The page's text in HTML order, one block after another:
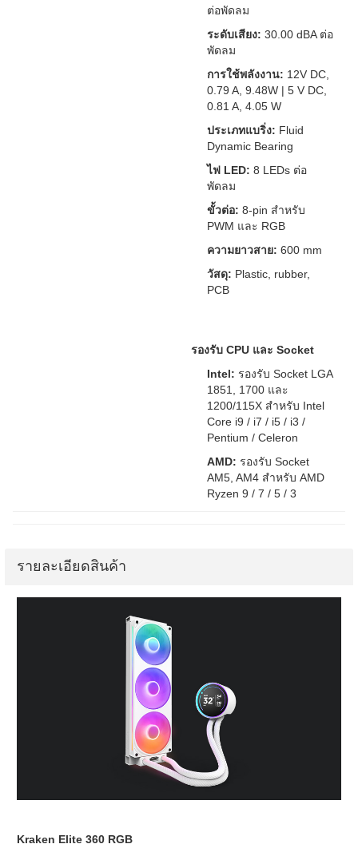
ต่อพัดลม
ระดับเสียง: 30.00 dBA ต่อ
พัดลม
การใช้พลังงาน: 12V DC,
0.79 A, 9.48W | 5 V DC,
0.81 A, 4.05 W
ประเภทแบริ่ง: Fluid
Dynamic Bearing
ไฟ LED: 8 LEDs ต่อ
พัดลม
ขั้วต่อ: 8-pin สำหรับ
PWM และ RGB
ความยาวสาย: 600 mm
วัสดุ: Plastic, rubber,
PCB
รองรับ CPU และ Socket
Intel: รองรับ Socket LGA
1851, 1700 และ
1200/115X สำหรับ Intel
Core i9 / i7 / i5 / i3 /
Pentium / Celeron
AMD: รองรับ Socket
AM5, AM4 สำหรับ AMD
Ryzen 9 / 7 / 5 / 3
รายละเอียดสินค้า
Kraken Elite 360 RGB